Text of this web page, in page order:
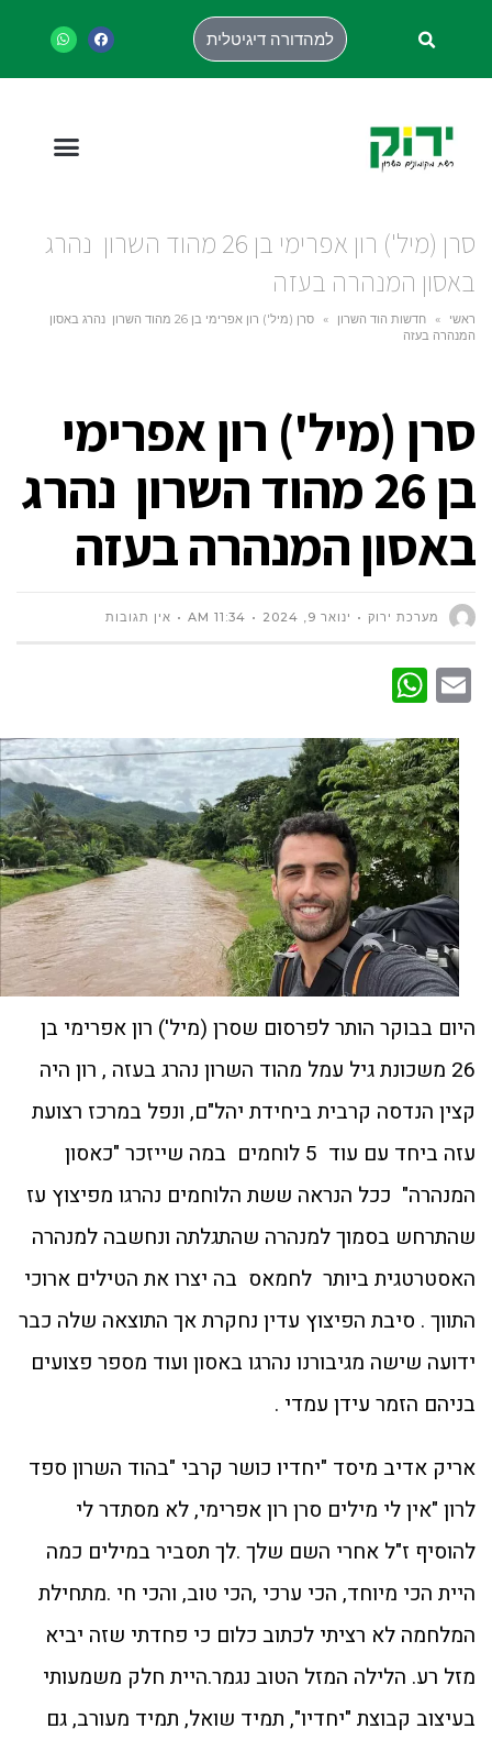
למהדורה דיגיטלית
סרן (מיל') רון אפרימי בן 26 מהוד השרון נהרג
באסון המנהרה בעזה
ראשי » חדשות הוד השרון »
סרן (מיל') רון אפרימי בן 26 מהוד השרון נהרג באסון
המנהרה בעזה
סרן (מיל') רון אפרימי
בן 26 מהוד השרון נהרג
באסון המנהרה בעזה
מערכת ירוק ינואר 9, 2024 11:34 AM אין תגובות
Email
היום בבוקר הותר לפרסום שסרן (מיל') רון אפרימי בן
26 משכונת גיל עמל מהוד השרון נהרג בעזה , רון היה
קצין הנדסה קרבית ביחידת יהל"ם, ונפל במרכז רצועת
עזה ביחד עם עוד 5 לוחמים במה שייזכר "כאסון
המנהרה" ככל הנראה ששת הלוחמים נהרגו מפיצוץ עז
שהתרחש בסמוך למנהרה שהתגלתה ונחשבה למנהרה
האסטרטגית ביותר לחמאס בה יצרו את הטילים ארוכי
התווך . סיבת הפיצוץ עדין נחקרת אך התוצאה שלה כבר
ידועה שישה מגיבורנו נהרגו באסון ועוד מספר פצועים
בניהם הזמר עידן עמדי .
אריק אדיב מיסד "יחדיו כושר קרבי "בהוד השרון ספד
לרון "אין לי מילים סרן רון אפרימי, לא מסתדר לי
להוסיף ז"ל אחרי השם שלך .לך תסביר במילים כמה
היית הכי מיוחד, הכי ערכי ,הכי טוב, והכי חי .מתחילת
המלחמה לא רציתי לכתוב כלום כי פחדתי שזה יביא
מזל רע. הלילה המזל הטוב נגמר.היית חלק משמעותי
בעיצוב קבוצת "יחדיו", תמיד שואל, תמיד מעורב, גם